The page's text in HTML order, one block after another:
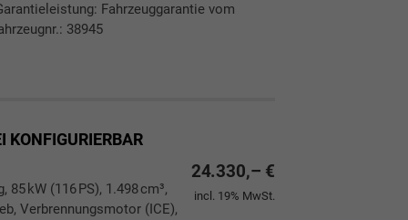
Fahrzeuggarantie vom
38945
KONFIGURIERBAR
24.330,– €
incl. 19% MwSt.
85 kW (116 PS), 1.498 cm³,
Verbrennungsmotor (ICE),